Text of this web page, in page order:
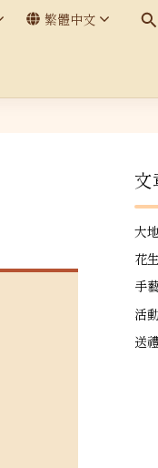
繁體中文
文
大
花
手
活
送